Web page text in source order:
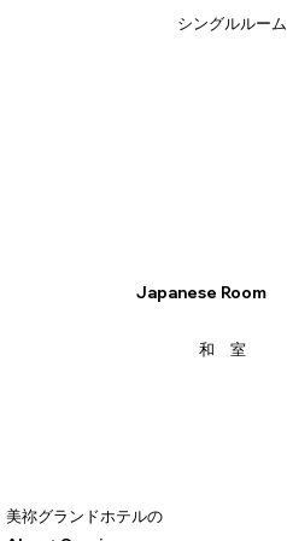
Japanese Room
シングルルーム
和 室
美祢グランドホテルの